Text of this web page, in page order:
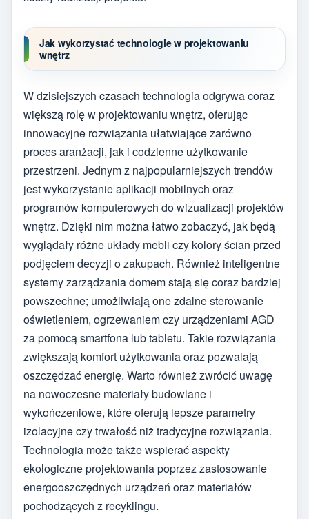
Jak wykorzystać technologie w projektowaniu
wnętrz
W dzisiejszych czasach technologia odgrywa coraz
większą rolę w projektowaniu wnętrz, oferując
innowacyjne rozwiązania ułatwiające zarówno
proces aranżacji, jak i codzienne użytkowanie
przestrzeni. Jednym z najpopularniejszych trendów
jest wykorzystanie aplikacji mobilnych oraz
programów komputerowych do wizualizacji projektów
wnętrz. Dzięki nim można łatwo zobaczyć, jak będą
wyglądały różne układy mebli czy kolory ścian przed
podjęciem decyzji o zakupach. Również inteligentne
systemy zarządzania domem stają się coraz bardziej
powszechne; umożliwiają one zdalne sterowanie
oświetleniem, ogrzewaniem czy urządzeniami AGD
za pomocą smartfona lub tabletu. Takie rozwiązania
zwiększają komfort użytkowania oraz pozwalają
oszczędzać energię. Warto również zwrócić uwagę
na nowoczesne materiały budowlane i
wykończeniowe, które oferują lepsze parametry
izolacyjne czy trwałość niż tradycyjne rozwiązania.
Technologia może także wspierać aspekty
ekologiczne projektowania poprzez zastosowanie
energooszczędnych urządzeń oraz materiałów
pochodzących z recyklingu.